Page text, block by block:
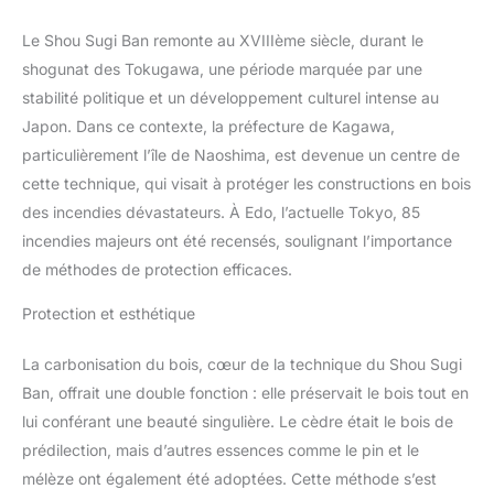
Le Shou Sugi Ban remonte au XVIIIème siècle, durant le
shogunat des Tokugawa, une période marquée par une
stabilité politique et un développement culturel intense au
Japon. Dans ce contexte, la préfecture de Kagawa,
particulièrement l’île de Naoshima, est devenue un centre de
cette technique, qui visait à protéger les constructions en bois
des incendies dévastateurs. À Edo, l’actuelle Tokyo, 85
incendies majeurs ont été recensés, soulignant l’importance
de méthodes de protection efficaces.
Protection et esthétique
La carbonisation du bois, cœur de la technique du Shou Sugi
Ban, offrait une double fonction : elle préservait le bois tout en
lui conférant une beauté singulière. Le cèdre était le bois de
prédilection, mais d’autres essences comme le pin et le
mélèze ont également été adoptées. Cette méthode s’est